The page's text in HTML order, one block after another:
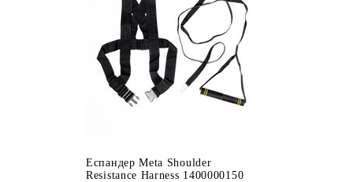
Еспандер Meta Shoulder
Resistance Harness 1400000150